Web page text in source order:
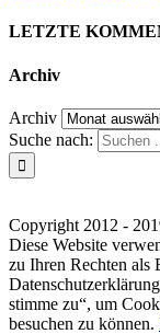
LETZTE
Archiv
Archiv
Suche nach:
Copyright 2012 -
Diese Website
zu Ihren Rechten als
stimme zu“, um
besuchen zu können.